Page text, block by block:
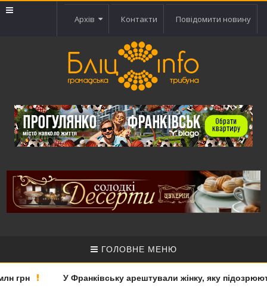
Архів Контакти Повідомити новину
ГОЛОВНЕ МЕНЮ
грн У Франківську арештували жінку, яку